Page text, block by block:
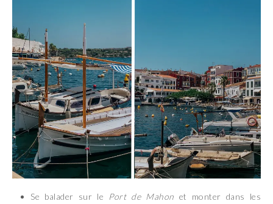
Se balader sur le Port de Mahon et monter dans les